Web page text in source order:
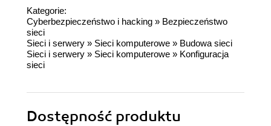
Kategorie:
Cyberbezpieczeństwo i hacking » Bezpieczeństwo
sieci
Sieci i serwery » Sieci komputerowe » Budowa sieci
Sieci i serwery » Sieci komputerowe » Konfiguracja
sieci
Dostępność produktu